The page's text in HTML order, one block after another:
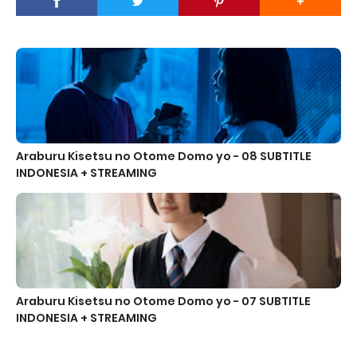
Araburu Kisetsu no Otome Domo yo - 08 SUBTITLE
INDONESIA + STREAMING
Araburu Kisetsu no Otome Domo yo - 07 SUBTITLE
INDONESIA + STREAMING